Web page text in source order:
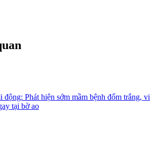
Phát hiện sớm mầm bệnh đốm trắng, vi
tại bờ ao